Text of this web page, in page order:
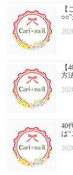
【
【
方
40
は“